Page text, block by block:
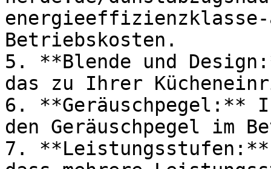
Betriebskosten.
5. **Blende und
das zu Ihrer
6. **Geräuschpegel:**
den Geräuschpegel im
7.